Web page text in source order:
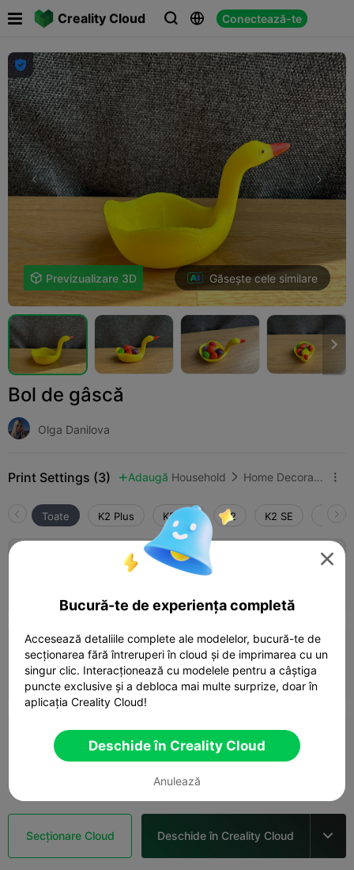
Creality Cloud   Conectează-te
 

 Previzualizare 3D Găsește cele similare

Bol de gâscă
Olga Danilova
Print Settings (3)  Adaugă Household  Home Decorations & Ornaments 
Toate K2 Plus K2 Pro K2 K2 SE
0.2mm layer, 2 walls, 15% infill
4.0
0.2mm layer, 2 walls, 10 infill
 01h 12m  1 plates  30.53g
0.2mm layer, 2 walls, 15% infill
 01h 27m  1 plates  32.73g
Secționare Cloud Deschide în Creality Cloud 

Bucură-te de experiența completă
Accesează detaliile complete ale modelelor, bucură-te de
secționarea fără întreruperi în cloud și de imprimarea cu un
singur clic. Interacționează cu modelele pentru a câștiga
puncte exclusive și a debloca mai multe surprize, doar în
aplicația Creality Cloud!
Deschide în Creality Cloud
Anulează